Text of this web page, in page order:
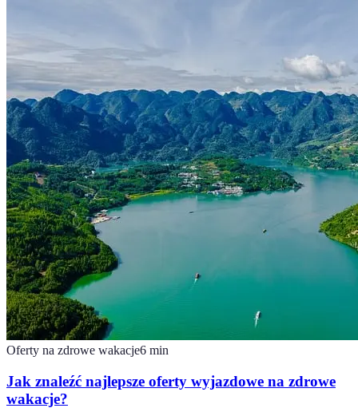
Oferty na zdrowe wakacje6 min
Jak znaleźć najlepsze oferty wyjazdowe na zdrowe
wakacje?